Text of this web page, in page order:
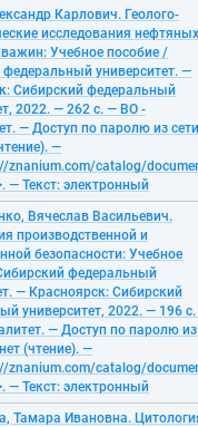
Карлович. Геолого-
исследования
Учебное пособие /
университет. —
Сибирский федеральный
2022. — 262 с. — ВО -
— Доступ по паролю из сети
—
znanium.com/catalog/
— Текст: электронный
Вячеслав Васильевич.
производственной и
безопасности: Учебное
федеральный
— Красноярск: Сибирский
университет, 2022. — 196
— Доступ по паролю из
(чтение). —
znanium.com/catalog/
— Текст: электронный
Тамара Ивановна.